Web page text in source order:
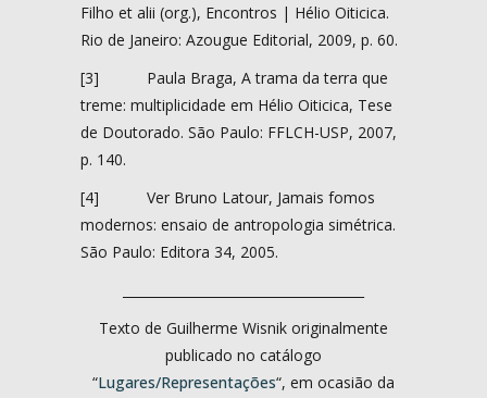
Filho et alii (org.), Encontros | Hélio Oiticica.
Rio de Janeiro: Azougue Editorial, 2009, p. 60.
[3] Paula Braga, A trama da terra que
treme: multiplicidade em Hélio Oiticica, Tese
de Doutorado. São Paulo: FFLCH-USP, 2007,
p. 140.
[4] Ver Bruno Latour, Jamais fomos
modernos: ensaio de antropologia simétrica.
São Paulo: Editora 34, 2005.
Texto de Guilherme Wisnik originalmente
publicado no catálogo
“Lugares/Representações“, em ocasião da